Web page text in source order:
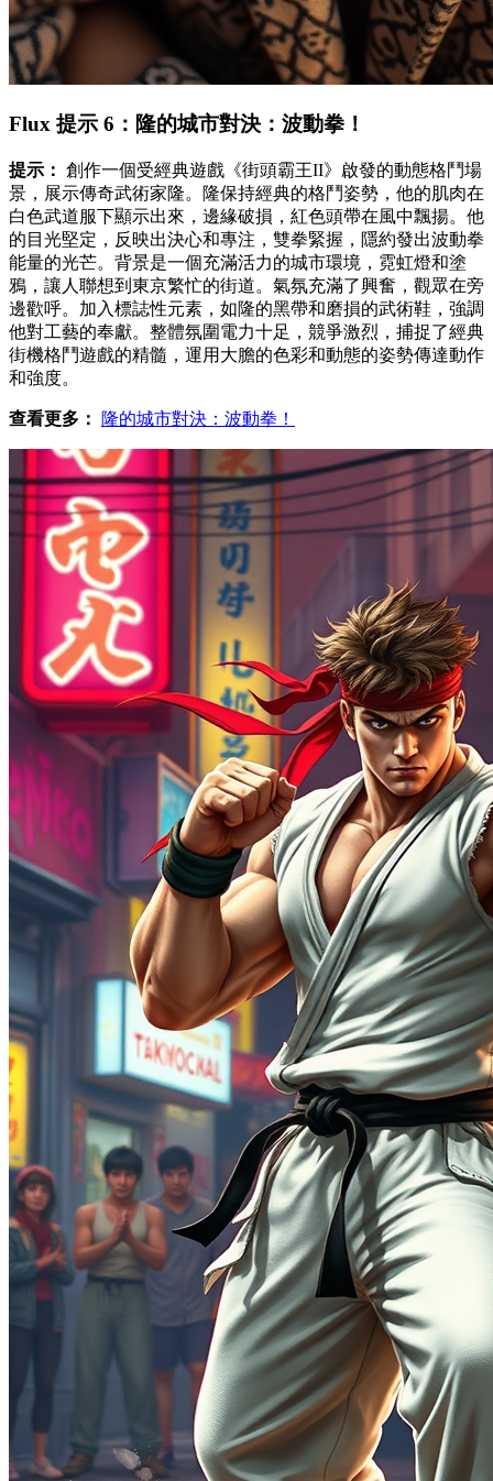
Flux 提示 6：隆的城市對決：波動拳！
提示： 創作一個受經典遊戲《街頭霸王II》啟發的動態格鬥場
景，展示傳奇武術家隆。隆保持經典的格鬥姿勢，他的肌肉在
白色武道服下顯示出來，邊緣破損，紅色頭帶在風中飄揚。他
的目光堅定，反映出決心和專注，雙拳緊握，隱約發出波動拳
能量的光芒。背景是一個充滿活力的城市環境，霓虹燈和塗
鴉，讓人聯想到東京繁忙的街道。氣氛充滿了興奮，觀眾在旁
邊歡呼。加入標誌性元素，如隆的黑帶和磨損的武術鞋，強調
他對工藝的奉獻。整體氛圍電力十足，競爭激烈，捕捉了經典
街機格鬥遊戲的精髓，運用大膽的色彩和動態的姿勢傳達動作
和強度。
查看更多： 隆的城市對決：波動拳！